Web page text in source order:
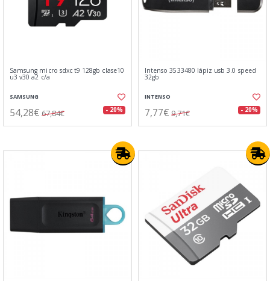
Samsung micro sdxc t9 128gb clase10
u3 v30 a2 c/a
SAMSUNG
54,28€ 67,84€ - 20%
Intenso 3533480 lápiz usb 3.0 speed
32gb
INTENSO
7,77€ 9,71€ - 20%